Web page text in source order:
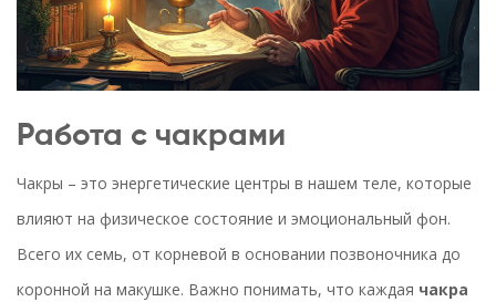
Работа с чакрами
Чакры – это энергетические центры в нашем теле, которые
влияют на физическое состояние и эмоциональный фон.
Всего их семь, от корневой в основании позвоночника до
коронной на макушке. Важно понимать, что каждая чакра